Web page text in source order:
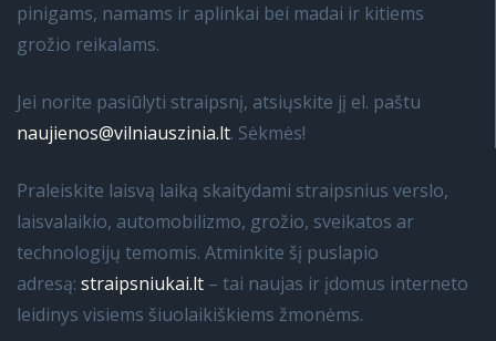
pinigams, namams ir aplinkai bei madai ir kitiems
grožio reikalams.
Jei norite pasiūlyti straipsnį, atsiųskite jį el. paštu
naujienos@vilniauszinia.lt. Sėkmės!
Praleiskite laisvą laiką skaitydami straipsnius verslo,
laisvalaikio, automobilizmo, grožio, sveikatos ar
technologijų temomis. Atminkite šį puslapio
adresą: straipsniukai.lt – tai naujas ir įdomus interneto
leidinys visiems šiuolaikiškiems žmonėms.